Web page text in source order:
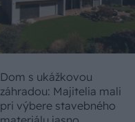
Dom s ukážkovou
záhradou: Majitelia mali
pri výbere stavebného